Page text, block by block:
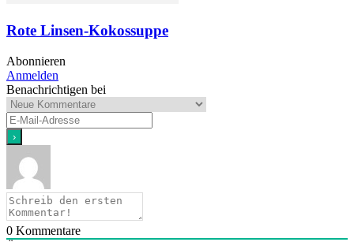
Rote Linsen-Kokossuppe
Abonnieren
Anmelden
Benachrichtigen bei
0 Kommentare